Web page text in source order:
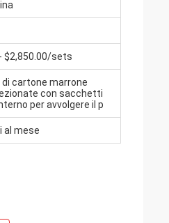
$2,850.00/sets
di cartone marrone
con sacchetti
per avvolgere il p
al mese